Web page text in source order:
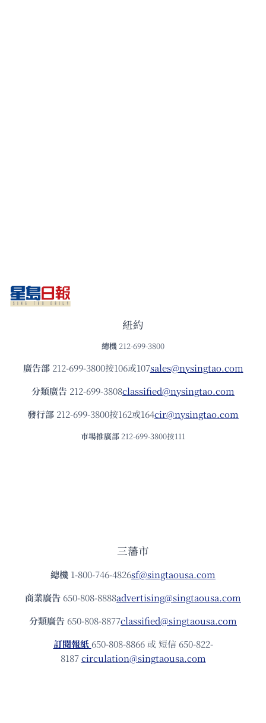
紐約
總機 212-699-3800
廣告部212-699-3800按106或107sales@nysingtao.com
分類廣告 212-699-3808classified@nysingtao.com
發⾏部 212-699-3800按162或164cir@nysingtao.com
市場推廣部 212-699-3800按111
三藩市
總機 1-800-746-4826sf@singtaousa.com
商業廣告 650-808-8888advertising@singtaousa.com
分類廣告 650-808-8877classified@singtaousa.com
訂閱報紙 650-808-8866 或 短信 650-822-
8187circulation@singtaousa.com